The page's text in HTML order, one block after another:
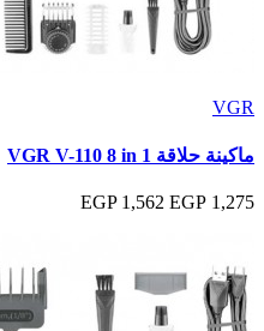
VGR
ماكينة حلاقة VGR V-110 8 in 1
1,275 EGP
1,562 EGP